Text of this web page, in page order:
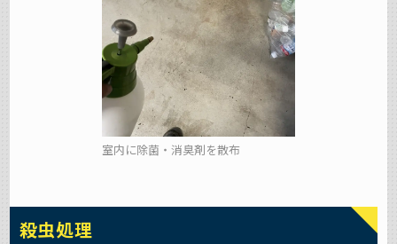
室内に除菌・消臭剤を散布
殺虫処理